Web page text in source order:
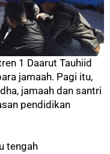
1 Daarut Tauhiid
jamaah. Pagi itu,
jamaah dan santri
pendidikan
tengah